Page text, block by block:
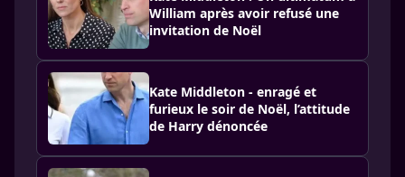
William après avoir refusé une
invitation de Noël
Kate Middleton - enragé et
furieux le soir de Noël, l’attitude
de Harry dénoncée